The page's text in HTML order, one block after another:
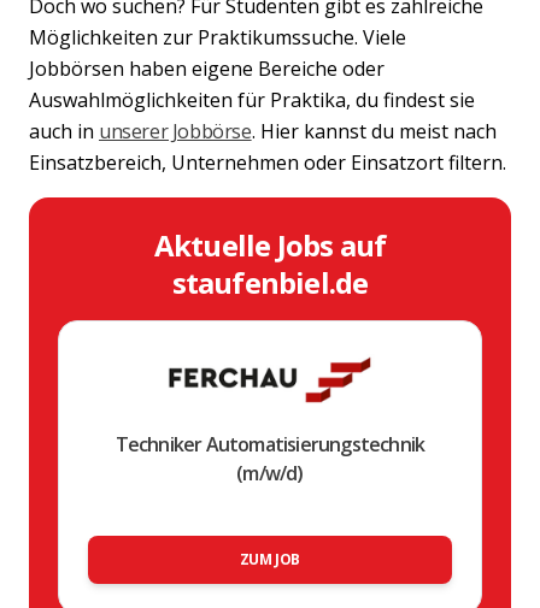
Doch wo suchen? Für Studenten gibt es zahlreiche
Möglichkeiten zur Praktikumssuche. Viele
Jobbörsen haben eigene Bereiche oder
Auswahlmöglichkeiten für Praktika, du findest sie
auch in unserer Jobbörse. Hier kannst du meist nach
Einsatzbereich, Unternehmen oder Einsatzort filtern.
Aktuelle Jobs auf
staufenbiel.de
Techniker Automatisierungstechnik
(m/w/d)
ZUM JOB